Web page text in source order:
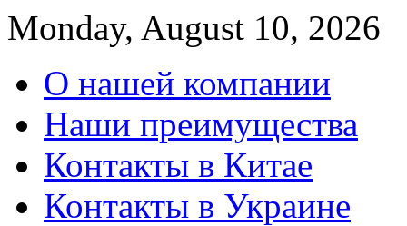
Monday, August 10, 2026
О нашей компании
Наши преимущества
Контакты в Китае
Контакты в Украине